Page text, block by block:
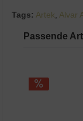
Tags: Artek,Alvar
Passende